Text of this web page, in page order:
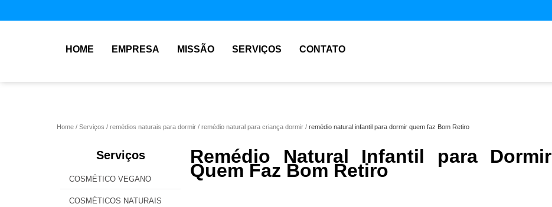
HOME EMPRESA MISSÃO SERVIÇOS CONTATO
Home Serviços remédios naturais para dormir remédio natural para criança dormir remédio natural infantil para dormir quem faz Bom Retiro
Serviços
COSMÉTICO VEGANO
COSMÉTICOS NATURAIS
Remédio Natural Infantil para Dormir
Quem Faz Bom Retiro